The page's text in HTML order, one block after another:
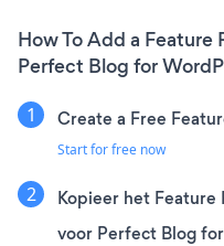
How To Add a
Perfect Blog for
Create a Free
Start for free now
Kopieer het
voor Perfect Blog